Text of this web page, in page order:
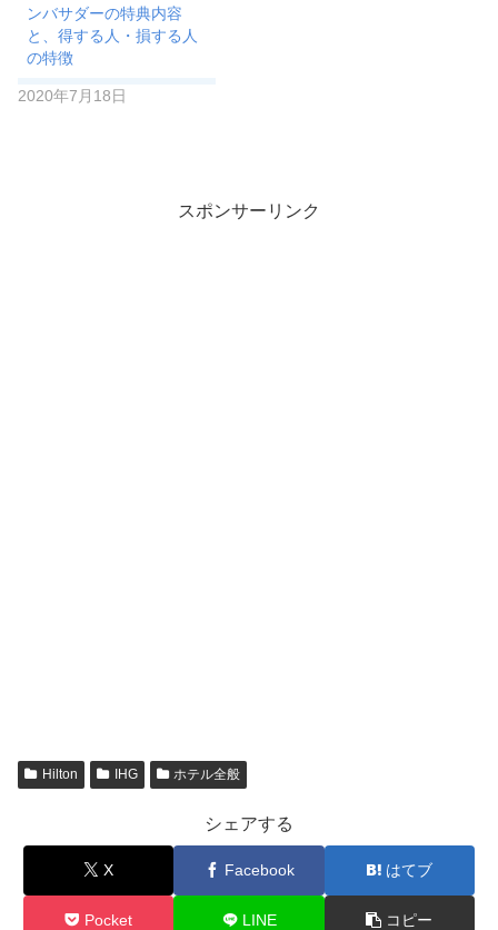
ンバサダーの特典内容
と、得する人・損する人
の特徴
2020年7月18日
スポンサーリンク
Hilton IHG ホテル全般
シェアする
X Facebook はてブ
Pocket LINE コピー